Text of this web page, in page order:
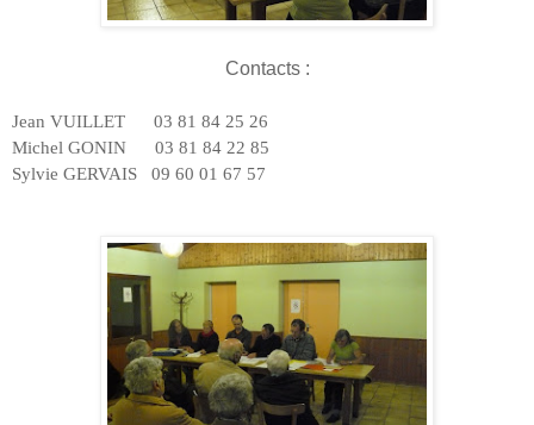
Contacts :
Jean VUILLET
03 81 84 25 26
Michel GONIN
03 81 84 22 85
Sylvie GERVAIS
09 60 01 67 57